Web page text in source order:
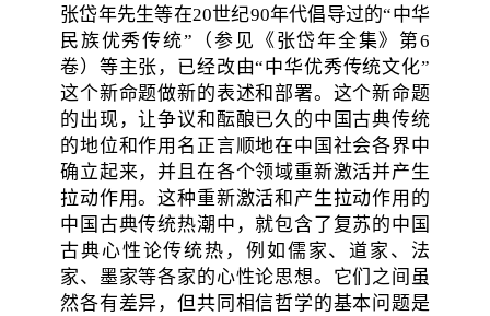
张岱年先生等在20世纪90年代倡导过的“中华
民族优秀传统”（参见《张岱年全集》第6
卷）等主张，已经改由“中华优秀传统文化”
这个新命题做新的表述和部署。这个新命题
的出现，让争议和酝酿已久的中国古典传统
的地位和作用名正言顺地在中国社会各界中
确立起来，并且在各个领域重新激活并产生
拉动作用。这种重新激活和产生拉动作用的
中国古典传统热潮中，就包含了复苏的中国
古典心性论传统热，例如儒家、道家、法
家、墨家等各家的心性论思想。它们之间虽
然各有差异，但共同相信哲学的基本问题是